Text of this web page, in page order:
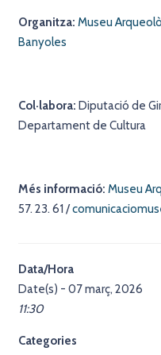
Organitza: Museu
Banyoles
Col·labora: Diputació de
Departament de Cultura
Més informació: Museu
57. 23. 61 /
Data/Hora
Date(s) - 07 març, 2026
11:30
Categories